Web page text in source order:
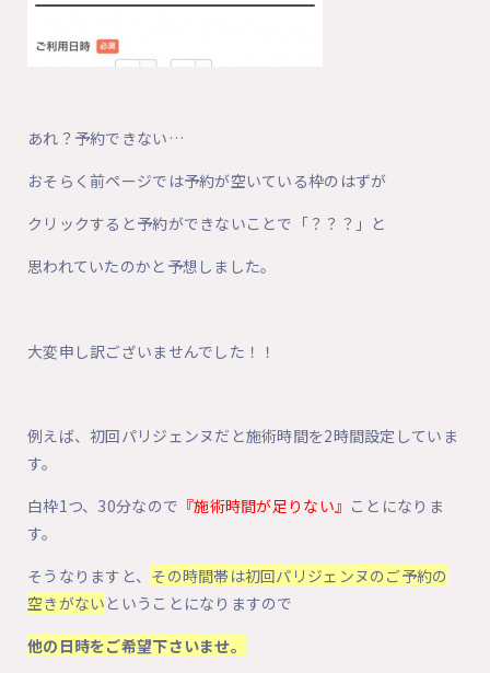
あれ？予約できない…
おそらく前ページでは予約が空いている枠のはずが
クリックすると予約ができないことで「？？？」と
思われていたのかと予想しました。
大変申し訳ございませんでした！！
例えば、初回パリジェンヌだと施術時間を2時間設定していま
す。
白枠1つ、30分なので 『施術時間が足りない』 ことになりま
す。
そうなりますと、 その時間帯は初回パリジェンヌのご予約の
空きがない ということになりますので
他の日時をご希望下さいませ。